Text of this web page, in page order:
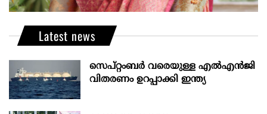
Latest news
സെപ്റ്റംബർ വരെയുള്ള എൽഎൻജി
വിതരണം ഉറപ്പാക്കി ഇന്ത്യ